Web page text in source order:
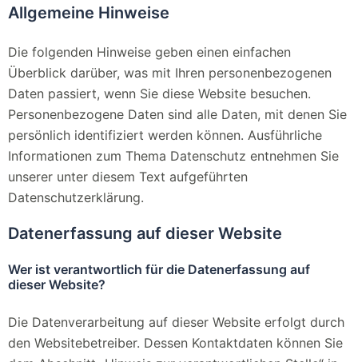
Allgemeine Hinweise
Die folgenden Hinweise geben einen einfachen
Überblick darüber, was mit Ihren personenbezogenen
Daten passiert, wenn Sie diese Website besuchen.
Personenbezogene Daten sind alle Daten, mit denen Sie
persönlich identifiziert werden können. Ausführliche
Informationen zum Thema Datenschutz entnehmen Sie
unserer unter diesem Text aufgeführten
Datenschutzerklärung.
Datenerfassung auf dieser Website
Wer ist verantwortlich für die Datenerfassung auf
dieser Website?
Die Datenverarbeitung auf dieser Website erfolgt durch
den Websitebetreiber. Dessen Kontaktdaten können Sie